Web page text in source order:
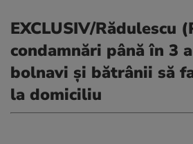
EXCLUSIV/Rădulescu
condamnări până în 3
bolnavi și bătrânii să
la domiciliu